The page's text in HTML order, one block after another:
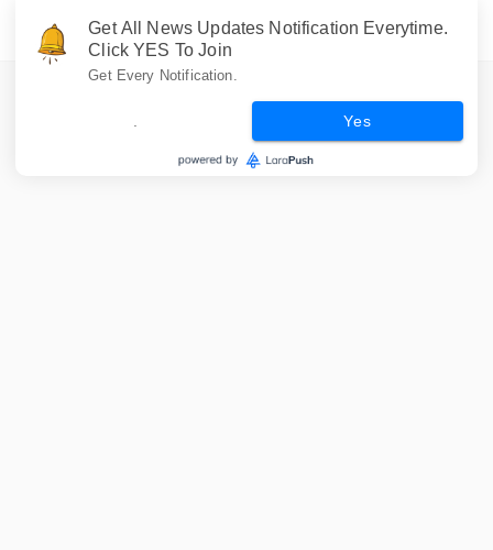
Get All News Updates Notification Everytime.
Click YES To Join
Get Every Notification.
Yes